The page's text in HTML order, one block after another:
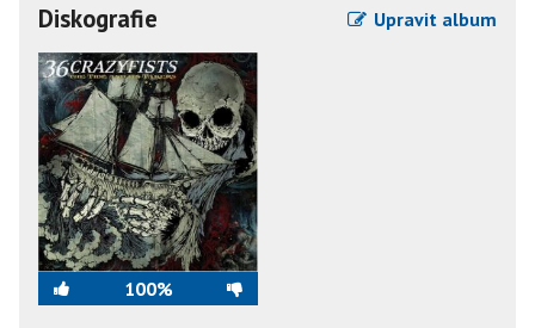
Diskografie Upravit album
100%